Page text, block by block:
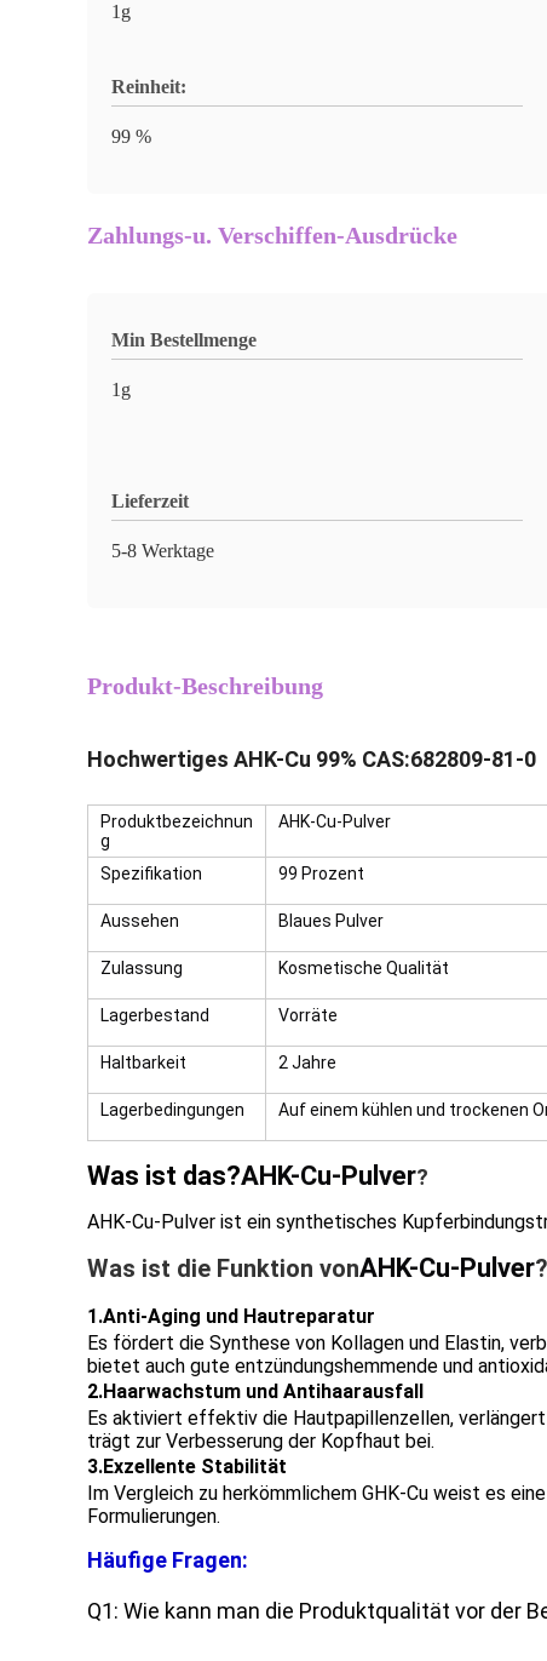
1g
Reinheit:
99 %
Zahlungs-u. Verschiffen-Ausdrücke
Min Bestellmenge
1g
Lieferzeit
5-8 Werktage
Produkt-Beschreibung
Hochwertiges AHK-Cu 99% CAS:682809-81-0
Produktbezeichnun
g
AHK-Cu-Pulver
Spezifikation 99 Prozent
Aussehen Blaues Pulver
Zulassung Kosmetische Qualität
Lagerbestand Vorräte
Haltbarkeit 2 Jahre
Lagerbedingungen Auf einem kühlen und trockenen
Was ist das?AHK-Cu-Pulver?
AHK-Cu-Pulver ist ein synthetisches
Was ist die Funktion vonAHK-Cu-Pulver?
1.Anti-Aging und Hautreparatur
Es fördert die Synthese von Kollagen und Elastin,
bietet auch gute entzündungshemmende und
2.Haarwachstum und Antihaarausfall
Es aktiviert effektiv die Hautpapillenzellen,
trägt zur Verbesserung der Kopfhaut bei.
3.Exzellente Stabilität
Im Vergleich zu herkömmlichem GHK-Cu weist es
Formulierungen.
Häufige Fragen:
Q1: Wie kann man die Produktqualität vor der